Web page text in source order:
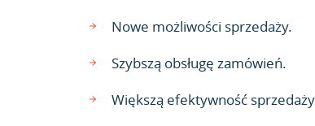
Nowe możliwości sprzedaży.
Szybszą obsługę zamówień.
Większą efektywność